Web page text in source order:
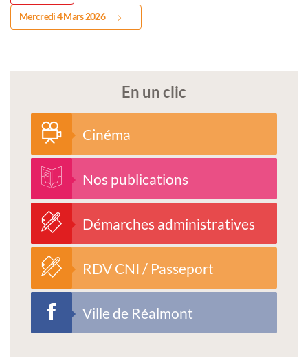
Mercredi 4 Mars 2026
En un clic
Cinéma
Nos publications
Démarches administratives
RDV CNI / Passeport
Ville de Réalmont